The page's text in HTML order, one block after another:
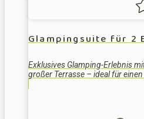
Glampingsuite für 2
Exklusives Glamping-Erlebnis
großer Terrasse – ideal für